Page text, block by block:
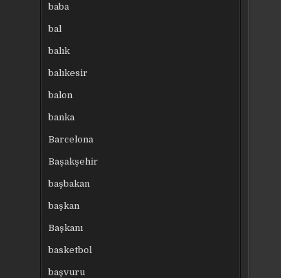
baba
bal
balık
balıkesir
balon
banka
Barcelona
Başakşehir
başbakan
başkan
Başkanı
basketbol
başvuru